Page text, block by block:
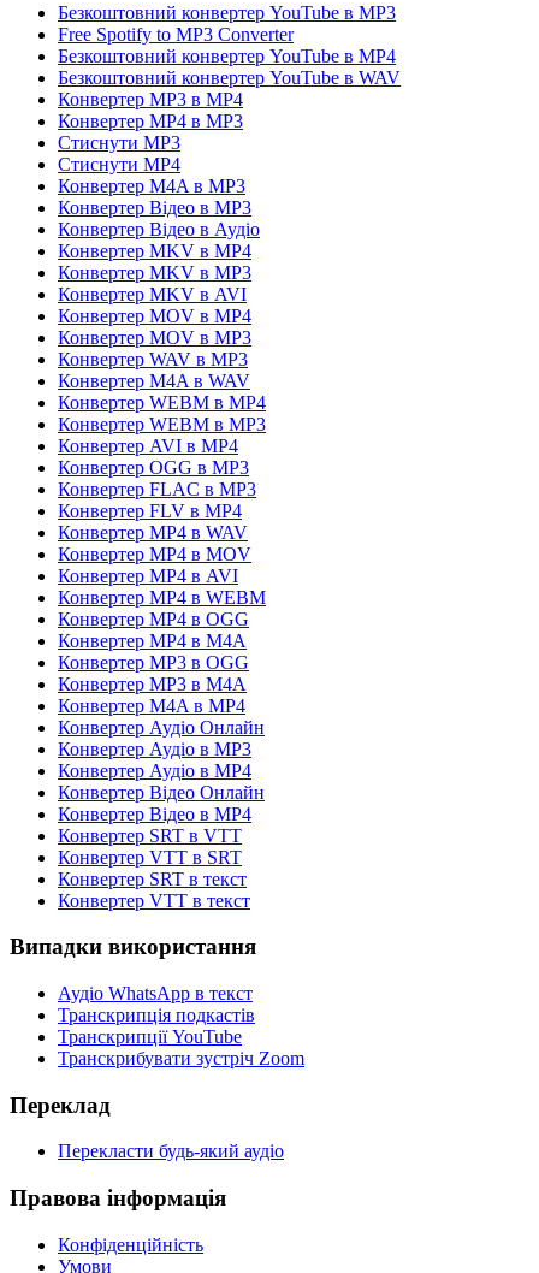
Безкоштовний конвертер YouTube в MP3
Free Spotify to MP3 Converter
Безкоштовний конвертер YouTube в MP4
Безкоштовний конвертер YouTube в WAV
Конвертер MP3 в MP4
Конвертер MP4 в MP3
Стиснути MP3
Стиснути MP4
Конвертер M4A в MP3
Конвертер Відео в MP3
Конвертер Відео в Аудіо
Конвертер MKV в MP4
Конвертер MKV в MP3
Конвертер MKV в AVI
Конвертер MOV в MP4
Конвертер MOV в MP3
Конвертер WAV в MP3
Конвертер M4A в WAV
Конвертер WEBM в MP4
Конвертер WEBM в MP3
Конвертер AVI в MP4
Конвертер OGG в MP3
Конвертер FLAC в MP3
Конвертер FLV в MP4
Конвертер MP4 в WAV
Конвертер MP4 в MOV
Конвертер MP4 в AVI
Конвертер MP4 в WEBM
Конвертер MP4 в OGG
Конвертер MP4 в M4A
Конвертер MP3 в OGG
Конвертер MP3 в M4A
Конвертер M4A в MP4
Конвертер Аудіо Онлайн
Конвертер Аудіо в MP3
Конвертер Аудіо в MP4
Конвертер Відео Онлайн
Конвертер Відео в MP4
Конвертер SRT в VTT
Конвертер VTT в SRT
Конвертер SRT в текст
Конвертер VTT в текст
Випадки використання
Аудіо WhatsApp в текст
Транскрипція подкастів
Транскрипції YouTube
Транскрибувати зустріч Zoom
Переклад
Перекласти будь-який аудіо
Правова інформація
Конфіденційність
Умови